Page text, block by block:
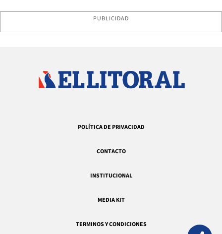
PUBLICIDAD
POLÍTICA DE PRIVACIDAD
CONTACTO
INSTITUCIONAL
MEDIA KIT
TERMINOS Y CONDICIONES